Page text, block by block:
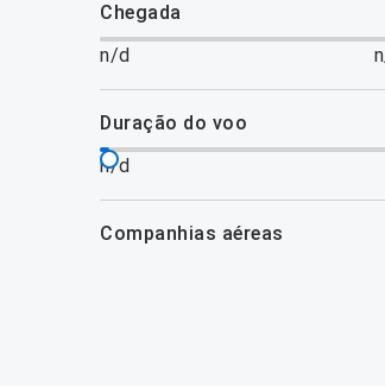
chegada
n/d
duração do voo
n/d
companhias aéreas